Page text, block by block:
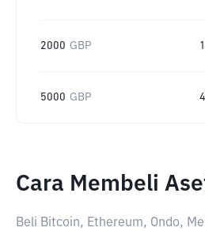
2000 GBP
5000 GBP
Cara Membeli
Beli Bitcoin, Ethereum, Ondo,